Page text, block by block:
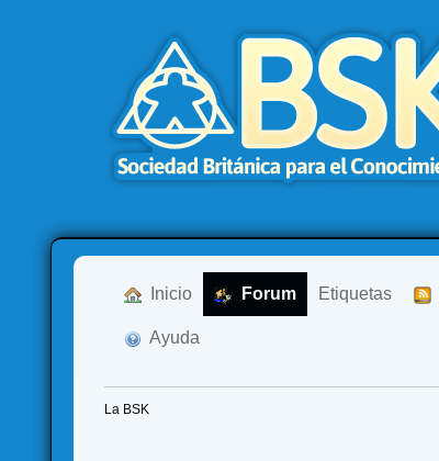
Inicio Forum Etiquetas
Ayuda
La BSK